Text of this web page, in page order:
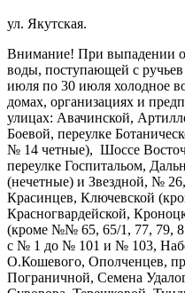
ул. Якутская.
Внимание! При выпадении
воды, поступающей с
июля по 30 июля холодное
домах, организациях и
улицах: Авачинской,
Боевой, переулке
№ 14 четные), Шоссе
переулке Госпитальом,
(нечетные) и Звездной, №
Красинцев, Ключевской
Красногвардейской,
(кроме №№ 65, 65/1, 77, 79,
с № 1 до № 101 и № 103,
О.Кошевого, Ополченцев,
Пограничной, Семена